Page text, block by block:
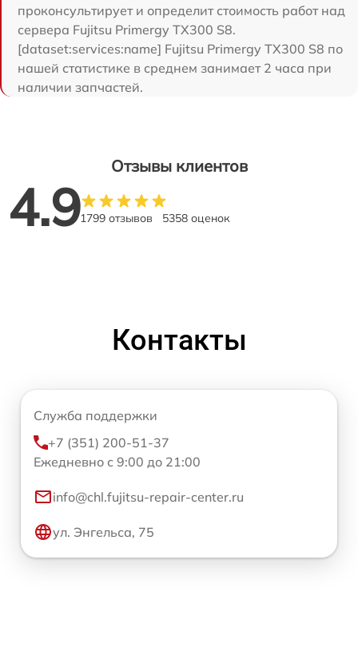
проконсультирует и определит стоимость работ над
сервера Fujitsu Primergy TX300 S8.
[dataset:services:name] Fujitsu Primergy TX300 S8 по
нашей статистике в среднем занимает 2 часа при
наличии запчастей.
Отзывы клиентов
4.91799 отзывов 5358 оценок
Контакты
Служба поддержки
+7 (351) 200-51-37
Ежедневно с 9:00 до 21:00
info@chl.fujitsu-repair-center.ru
ул. Энгельса, 75